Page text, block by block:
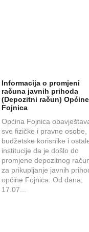
Informacija o promjeni
računa javnih prihoda
(Depozitni račun) Općine
Fojnica
Općina Fojnica
sve fizičke i pravne osobe,
budžetske korisnike i
institucije da je došlo do
promjene depozitnog
za prikupljanje javnih
općine Fojnica. Od dana,
17.07...